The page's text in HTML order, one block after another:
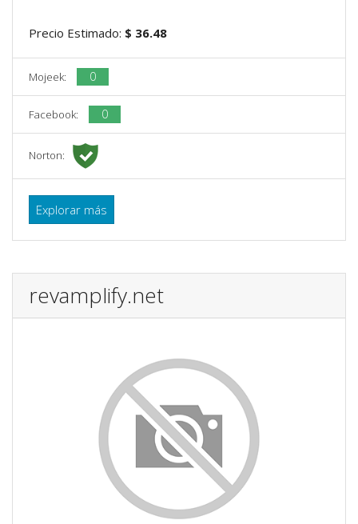
Precio Estimado: $ 36.48
Mojeek: 0
Facebook: 0
Norton:
Explorar más
revamplify.net